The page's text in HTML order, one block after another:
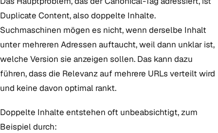
Duplicate Content, also doppelte Inhalte.
Suchmaschinen mögen es nicht, wenn derselbe Inhalt
unter mehreren Adressen auftaucht, weil dann unklar ist,
welche Version sie anzeigen sollen. Das kann dazu
führen, dass die Relevanz auf mehrere URLs verteilt wird
und keine davon optimal rankt.
Doppelte Inhalte entstehen oft unbeabsichtigt, zum
Beispiel durch: